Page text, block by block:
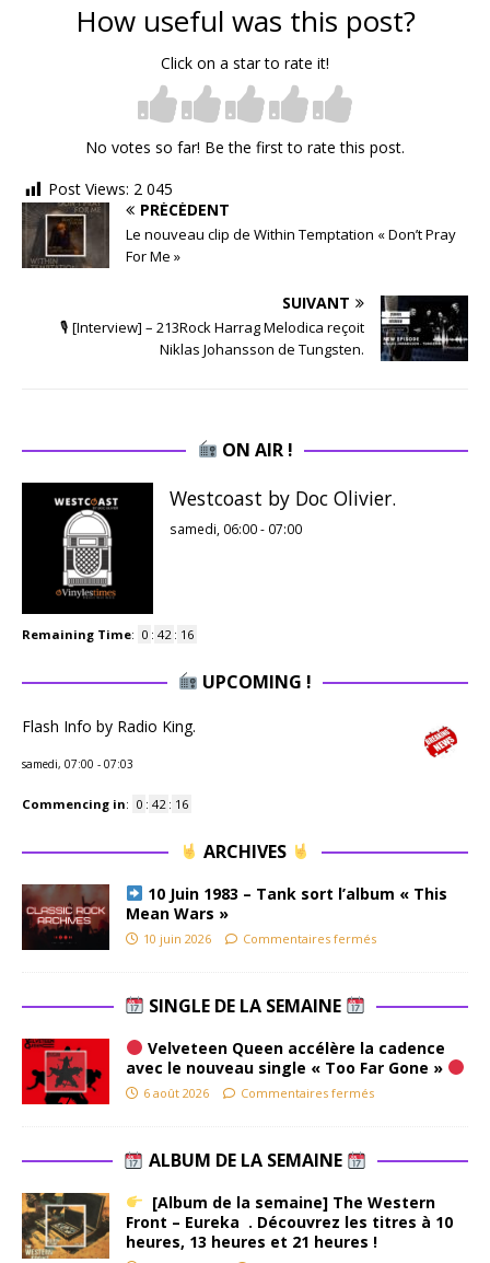
How useful was this post?
Click on a star to rate it!
No votes so far! Be the first to rate this post.
Post Views: 2 045
PRÉCÉDENT
Le nouveau clip de Within Temptation « Don’t Pray
For Me »
SUIVANT
🎙 [Interview] – 213Rock Harrag Melodica reçoit
Niklas Johansson de Tungsten.
ON AIR !
Westcoast by Doc Olivier.
samedi, 06:00- 07:00
Remaining Time: 0 : 42 : 16
UPCOMING !
Flash Info by Radio King.
samedi, 07:00 - 07:03
Commencing in: 0 : 42 : 16
ARCHIVES
10 Juin 1983 – Tank sort l’album « This
Mean Wars »
10 juin 2026 Commentaires fermés
SINGLE DE LA SEMAINE
Velveteen Queen accélère la cadence
avec le nouveau single « Too Far Gone »
6 août 2026 Commentaires fermés
ALBUM DE LA SEMAINE
[Album de la semaine] The Western
Front – Eureka . Découvrez les titres à 10
heures, 13 heures et 21 heures !